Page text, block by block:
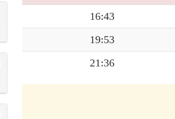
16:43
19:53
21:36